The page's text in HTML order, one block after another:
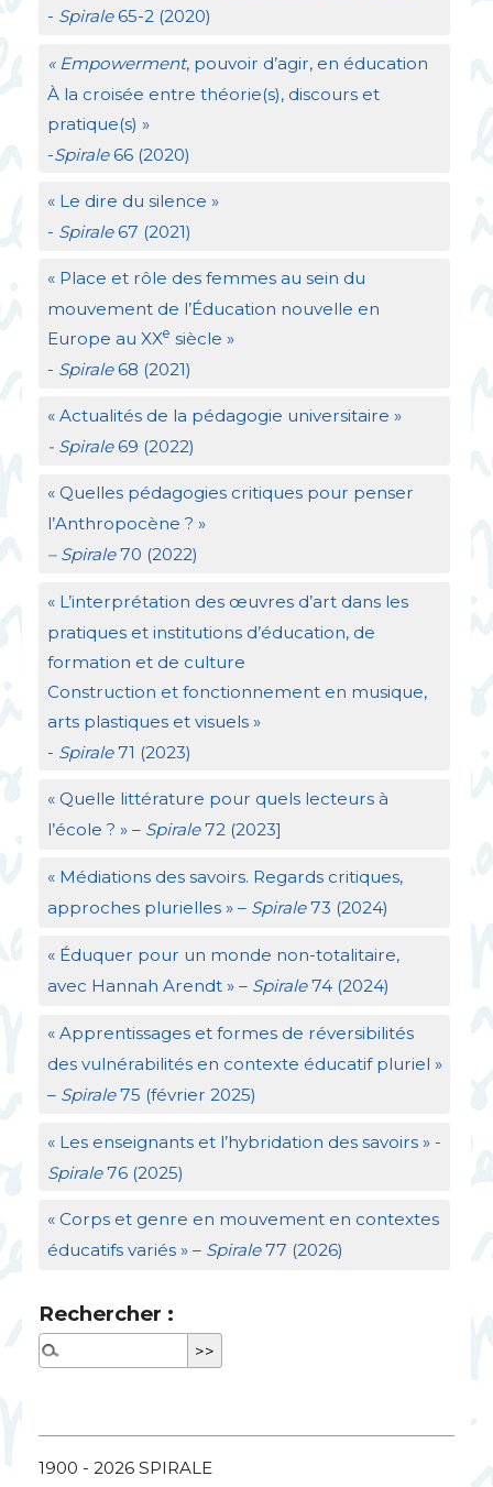
- Spirale65-2 (2020)
« Empowerment, pouvoir d’agir, en éducation
À la croisée entre théorie(s), discours et
pratique(s) »
-Spirale66 (2020)
« Le dire du silence »
- Spirale67 (2021)
« Place et rôle des femmes au sein du
mouvement de l’Éducation nouvelle en
Europe au XXe siècle »
- Spirale68 (2021)
« Actualités de la pédagogie universitaire »
- Spirale69 (2022)
« Quelles pédagogies critiques pour penser
l’Anthropocène ? »
– Spirale70 (2022)
« L’interprétation des œuvres d’art dans les
pratiques et institutions d’éducation, de
formation et de culture
Construction et fonctionnement en musique,
arts plastiques et visuels »
- Spirale71 (2023)
« Quelle littérature pour quels lecteurs à
l’école ? » – Spirale72 (2023]
« Médiations des savoirs. Regards critiques,
approches plurielles » – Spirale73 (2024)
« Éduquer pour un monde non-totalitaire,
avec Hannah Arendt » – Spirale74 (2024)
« Apprentissages et formes de réversibilités
des vulnérabilités en contexte éducatif pluriel »
– Spirale75 (février 2025)
« Les enseignants et l’hybridation des savoirs » -
Spirale76 (2025)
« Corps et genre en mouvement en contextes
éducatifs variés » – Spirale77 (2026)
Rechercher :
1900 - 2026 SPIRALE